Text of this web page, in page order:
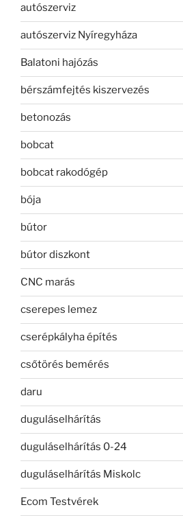
autószerviz
autószerviz Nyíregyháza
Balatoni hajózás
bérszámfejtés kiszervezés
betonozás
bobcat
bobcat rakodógép
bója
bútor
bútor diszkont
CNC marás
cserepes lemez
cserépkályha építés
csőtörés bemérés
daru
duguláselhárítás
duguláselhárítás 0-24
duguláselhárítás Miskolc
Ecom Testvérek